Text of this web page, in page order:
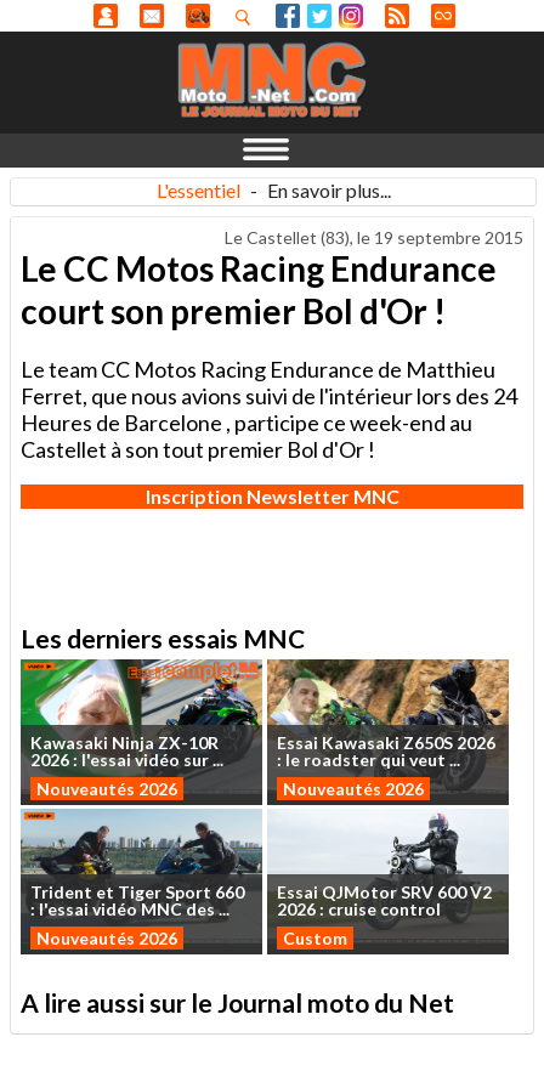
L'essentiel - En savoir plus...
Le Castellet (83), le 19 septembre 2015
Le CC Motos Racing Endurance
court son premier Bol d'Or !
Le team CC Motos Racing Endurance de Matthieu
Ferret, que nous avions suivi de l'intérieur lors des 24
Heures de Barcelone , participe ce week-end au
Castellet à son tout premier Bol d'Or !
Inscription Newsletter MNC
Les derniers essais MNC
Kawasaki NinjaZX-10R
2026: l'essaividéo sur...
Nouveautés 2026
Essai KawasakiZ650S 2026
: le roadsterquiveut ...
Nouveautés 2026
Trident et TigerSport 660
: l'essaividéoMNCdes...
Nouveautés 2026
EssaiQJMotorSRV 600V2
2026 : cruise control
Custom
A lire aussi sur le Journal moto du Net